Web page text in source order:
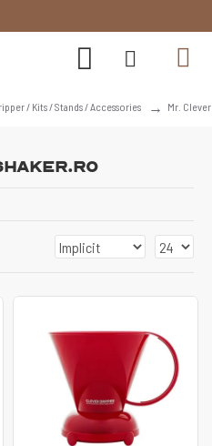
/ Kits / Stands / Accessories Mr. Clever